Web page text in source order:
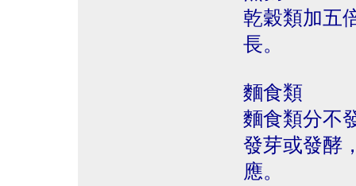
乾穀類加五
長。
麵食類
麵食類分不
發芽或發酵
應。